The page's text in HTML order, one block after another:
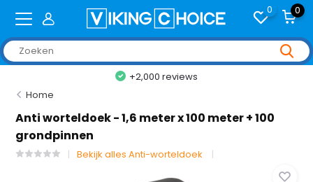
0 0
+2,000 reviews
Home
Anti worteldoek - 1,6 meter x 100 meter + 100
grondpinnen
Bekijk alles Anti-worteldoek